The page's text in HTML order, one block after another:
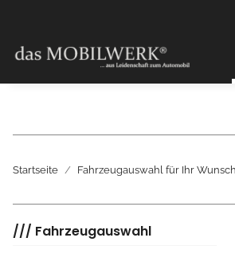
Startseite Fahrzeugauswahl für Ihr
/// Fahrzeugauswahl